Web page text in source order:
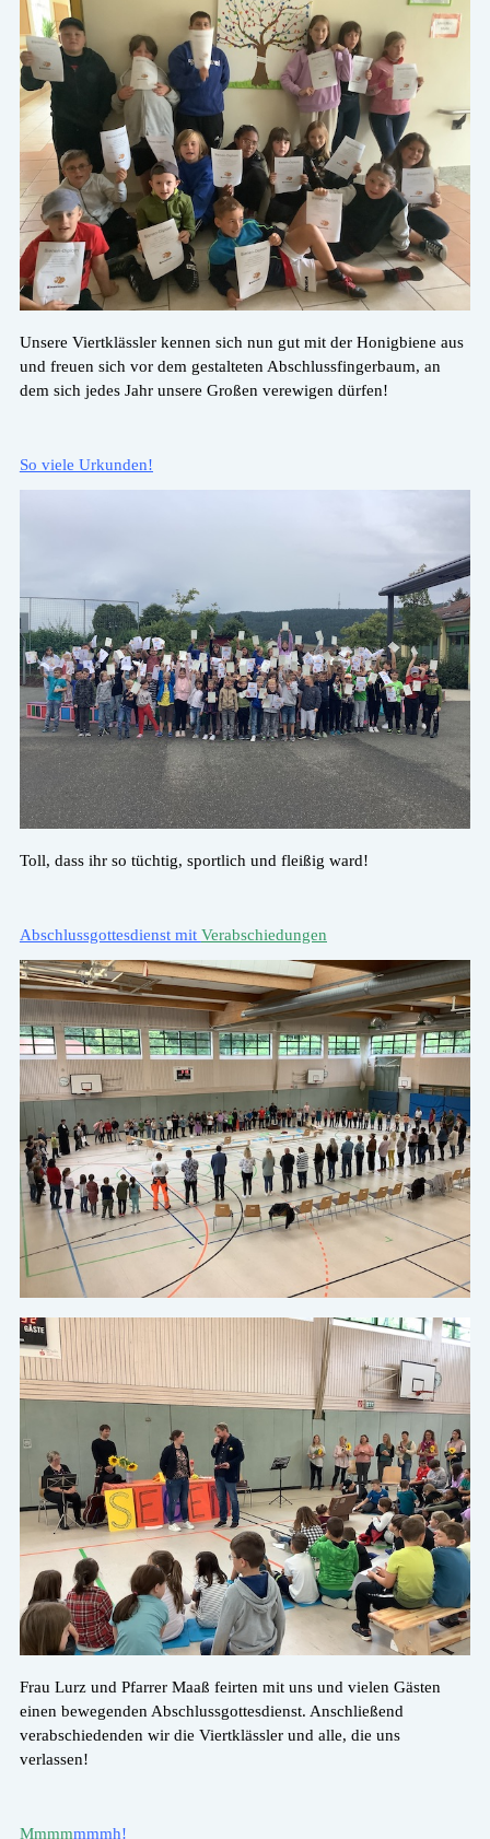
Unsere Viertklässler kennen sich nun gut mit der Honigbiene aus
und freuen sich vor dem gestalteten Abschlussfingerbaum, an
dem sich jedes Jahr unsere Großen verewigen dürfen!
So viele Urkunden!
Toll, dass ihr so tüchtig, sportlich und fleißig ward!
Abschlussgottesdienst mit Verabschiedungen
Frau Lurz und Pfarrer Maaß feirten mit uns und vielen Gästen
einen bewegenden Abschlussgottesdienst. Anschließend
verabschiedenden wir die Viertklässler und alle, die uns
verlassen!
Mmmmmmmh!